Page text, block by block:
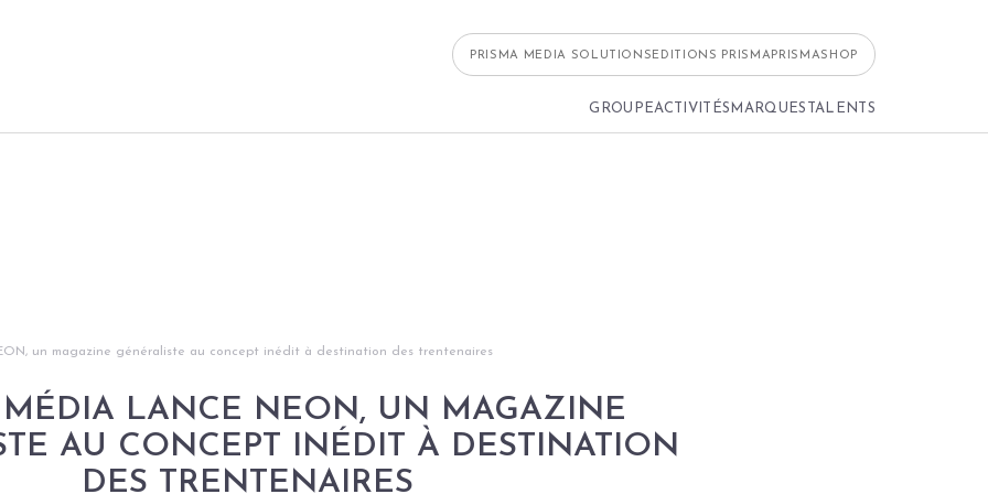
PRISMA MEDIA SOLUTIONS EDITIONS PRISMA PRISMASHOP
GROUPEACTIVITÉS MARQUES TALENTS
un magazine généraliste au concept inédit à destination des trentenaires
MÉDIA LANCE NEON, UN MAGAZINE
AU CONCEPT INÉDIT À DESTINATION
DES TRENTENAIRES